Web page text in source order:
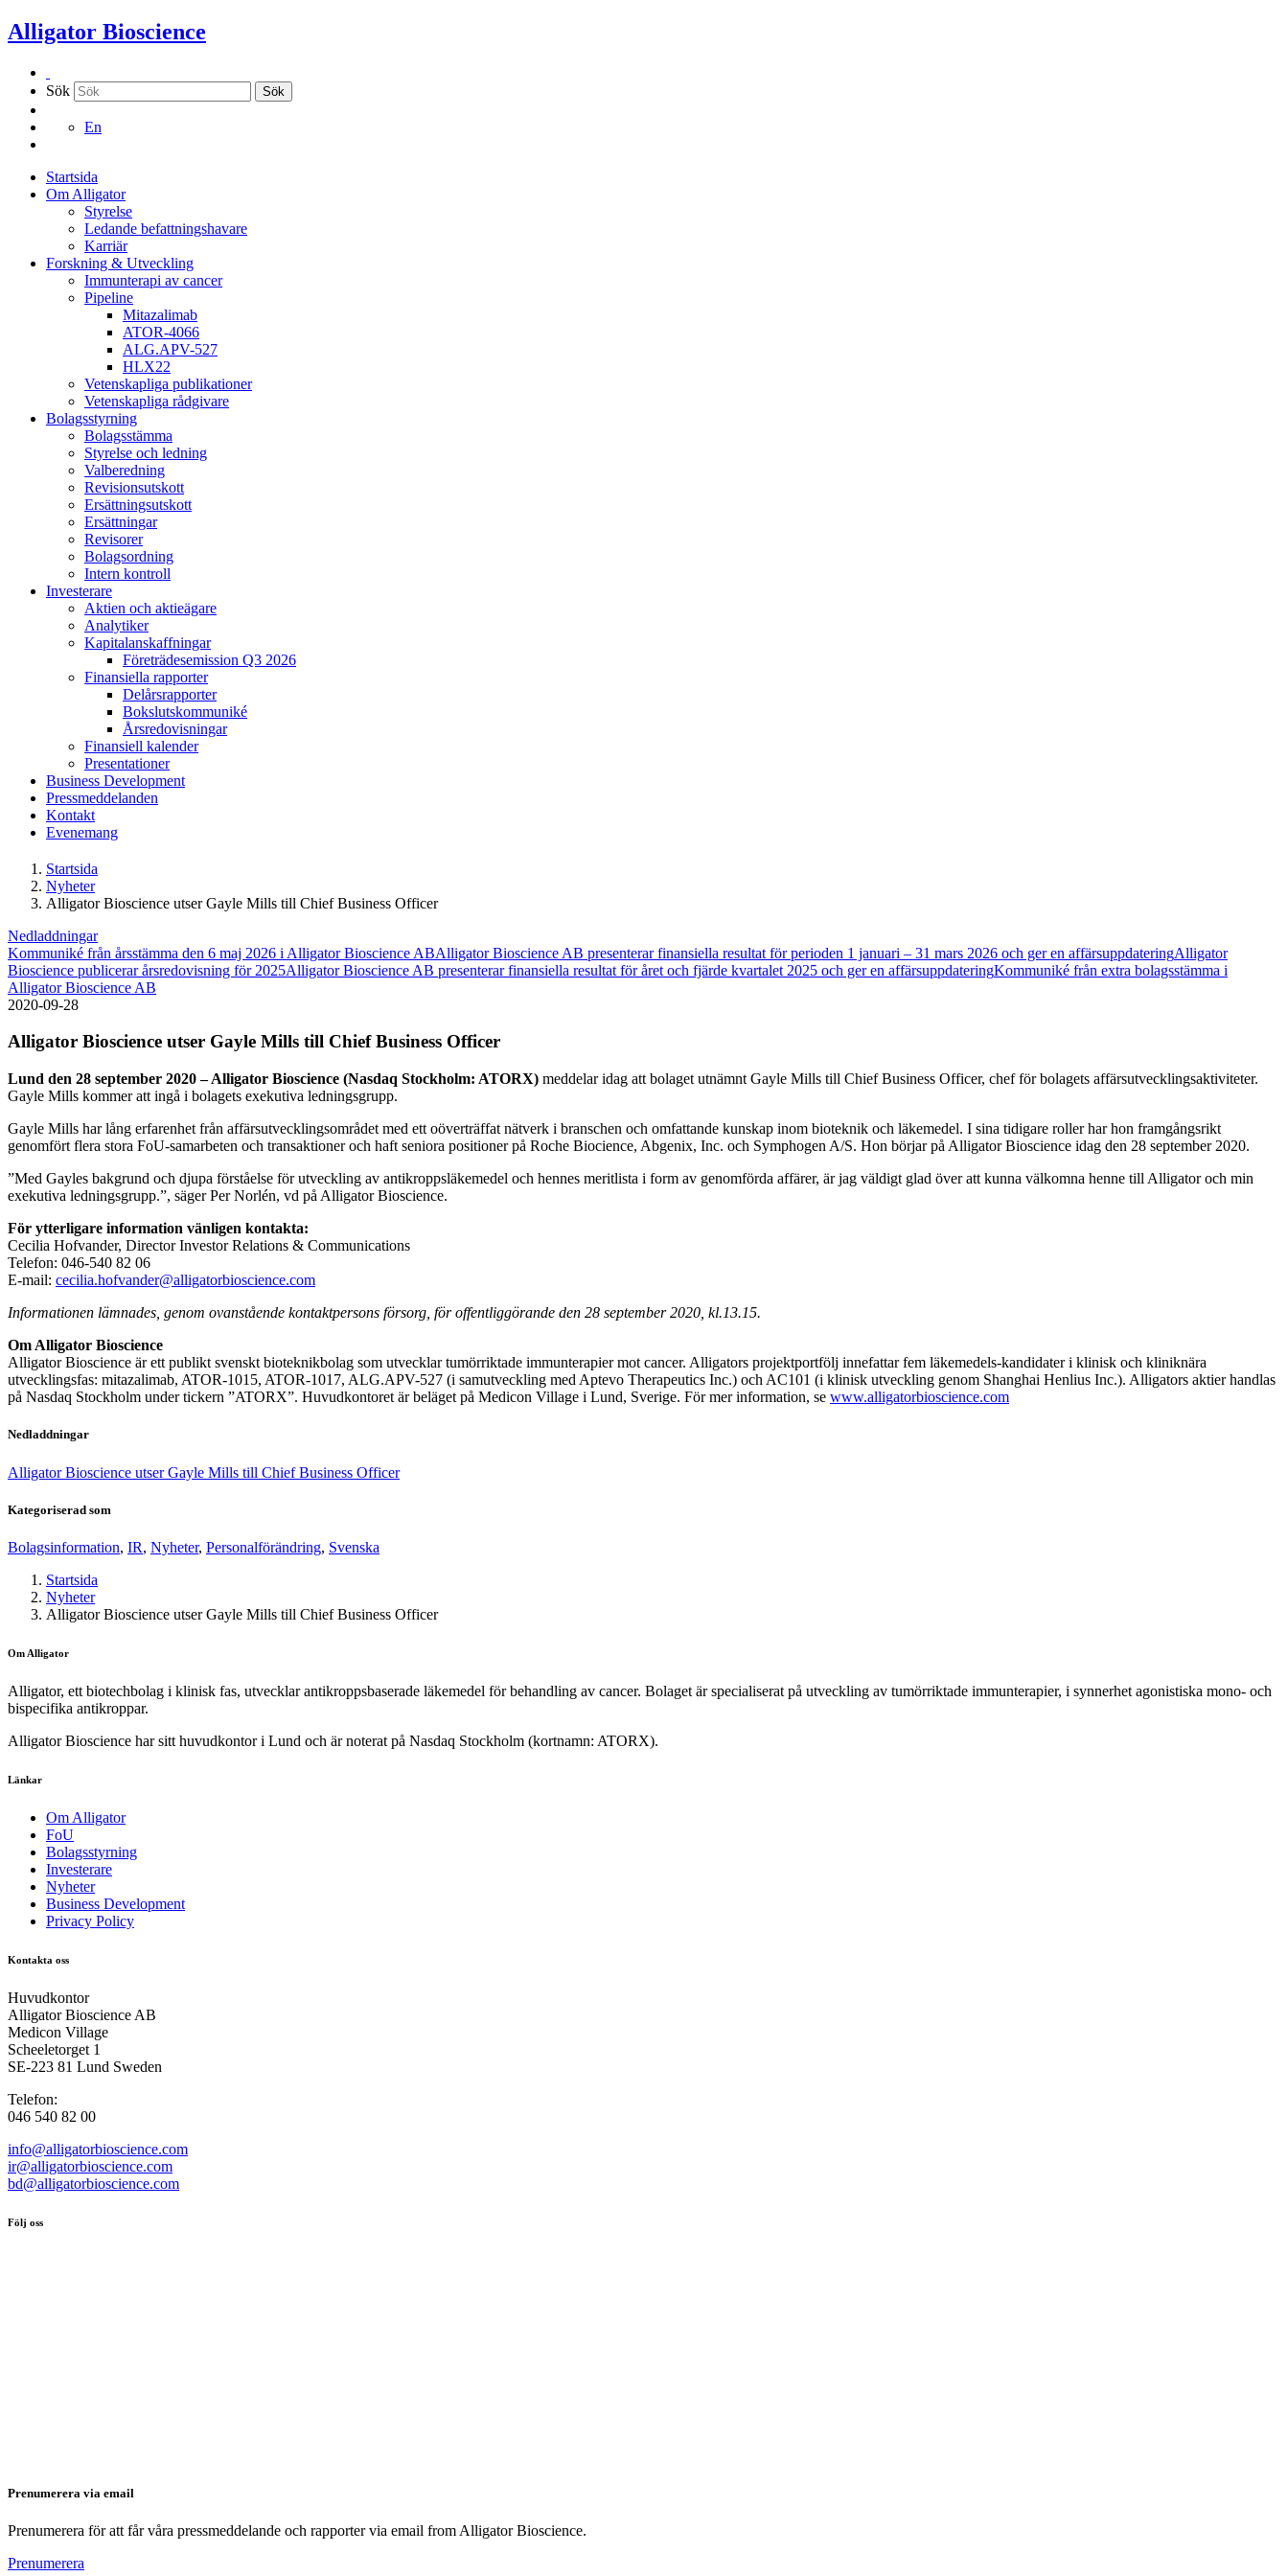
Hoppa
till
Alligator Bioscience
Sök Sök
En
Startsida
Om Alligator
Styrelse
Ledande befattningshavare
Karriär
Forskning & Utveckling
Immunterapi av cancer
Pipeline
Mitazalimab
ATOR-4066
ALG.APV-527
HLX22
Vetenskapliga publikationer
Vetenskapliga rådgivare
Bolagsstyrning
Bolagsstämma
Styrelse och ledning
Valberedning
Revisionsutskott
Ersättningsutskott
Ersättningar
Revisorer
Bolagsordning
Intern kontroll
Investerare
Aktien och aktieägare
Analytiker
Kapitalanskaffningar
Företrädesemission Q3 2026
Finansiella rapporter
Delårsrapporter
Bokslutskommuniké
Årsredovisningar
Finansiell kalender
Presentationer
Business Development
Pressmeddelanden
Kontakt
Evenemang
Startsida
Nyheter
Alligator Bioscience utser Gayle Mills till Chief Business Officer
Nedladdningar
Kommuniké från årsstämma den 6 maj 2026 i Alligator Bioscience ABAlligator Bioscience AB presenterar finansiella resultat för perioden 1 januari – 31 mars 2026 och ger en affärsuppdateringAlligator
Bioscience publicerar årsredovisning för 2025Alligator Bioscience AB presenterar finansiella resultat för året och fjärde kvartalet 2025 och ger en affärsuppdateringKommuniké från extra bolagsstämma i
Alligator Bioscience AB
2020-09-28
Alligator Bioscience utser Gayle Mills till Chief Business Officer
Lund den 28 september 2020 – Alligator Bioscience (Nasdaq Stockholm: ATORX) meddelar idag att bolaget utnämnt Gayle Mills till Chief Business Officer, chef för bolagets affärsutvecklingsaktiviteter.
Gayle Mills kommer att ingå i bolagets exekutiva ledningsgrupp.
Gayle Mills har lång erfarenhet från affärsutvecklingsområdet med ett oöverträffat nätverk i branschen och omfattande kunskap inom bioteknik och läkemedel. I sina tidigare roller har hon framgångsrikt
genomfört flera stora FoU-samarbeten och transaktioner och haft seniora positioner på Roche Biocience, Abgenix, Inc. och Symphogen A/S. Hon börjar på Alligator Bioscience idag den 28 september 2020.
”Med Gayles bakgrund och djupa förståelse för utveckling av antikroppsläkemedel och hennes meritlista i form av genomförda affärer, är jag väldigt glad över att kunna välkomna henne till Alligator och min
exekutiva ledningsgrupp.”, säger Per Norlén, vd på Alligator Bioscience.
För ytterligare information vänligen kontakta:
Cecilia Hofvander, Director Investor Relations & Communications
Telefon: 046-540 82 06
E-mail: cecilia.hofvander@alligatorbioscience.com
Informationen lämnades, genom ovanstående kontaktpersons försorg, för offentliggörande den 28 september 2020, kl.13.15.
Om Alligator Bioscience
Alligator Bioscience är ett publikt svenskt bioteknikbolag som utvecklar tumörriktade immunterapier mot cancer. Alligators projektportfölj innefattar fem läkemedels-kandidater i klinisk och kliniknära
utvecklingsfas: mitazalimab, ATOR-1015, ATOR-1017, ALG.APV-527 (i samutveckling med Aptevo Therapeutics Inc.) och AC101 (i klinisk utveckling genom Shanghai Henlius Inc.). Alligators aktier handlas
på Nasdaq Stockholm under tickern ”ATORX”. Huvudkontoret är beläget på Medicon Village i Lund, Sverige. För mer information, se www.alligatorbioscience.com
Nedladdningar
Alligator Bioscience utser Gayle Mills till Chief Business Officer
Kategoriserad som
Bolagsinformation, IR, Nyheter, Personalförändring, Svenska
Startsida
Nyheter
Alligator Bioscience utser Gayle Mills till Chief Business Officer
Om Alligator
Alligator, ett biotechbolag i klinisk fas, utvecklar antikroppsbaserade läkemedel för behandling av cancer. Bolaget är specialiserat på utveckling av tumörriktade immunterapier, i synnerhet agonistiska mono- och
bispecifika antikroppar.
Alligator Bioscience har sitt huvudkontor i Lund och är noterat på Nasdaq Stockholm (kortnamn: ATORX).
Länkar
Om Alligator
FoU
Bolagsstyrning
Investerare
Nyheter
Business Development
Privacy Policy
Kontakta oss
Huvudkontor
Alligator Bioscience AB
Medicon Village
Scheeletorget 1
SE-223 81 Lund Sweden
Telefon:
046 540 82 00
info@alligatorbioscience.com
ir@alligatorbioscience.com
bd@alligatorbioscience.com
Följ oss
Prenumerera via email
Prenumerera för att får våra pressmeddelande och rapporter via email from Alligator Bioscience.
Prenumerera